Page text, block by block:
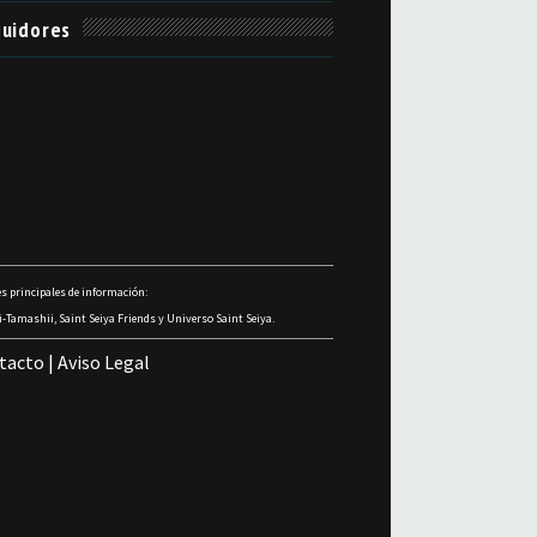
principales de información:
Tamashii, Saint Seiya Friends y Universo Saint Seiya.
|Aviso Legal